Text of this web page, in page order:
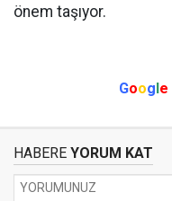
önem taşıyor.
Google
HABERE YORUM KAT